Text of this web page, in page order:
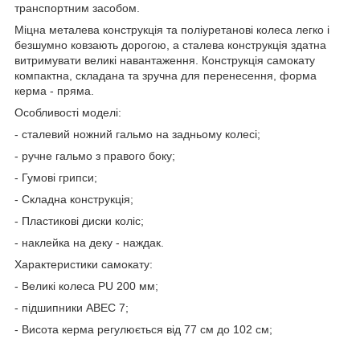
транспортним засобом.
Міцна металева конструкція та поліуретанові колеса легко і
безшумно ковзають дорогою, а сталева конструкція здатна
витримувати великі навантаження. Конструкція самокату
компактна, складана та зручна для перенесення, форма
керма - пряма.
Особливості моделі:
- сталевий ножний гальмо на задньому колесі;
- ручне гальмо з правого боку;
- Гумові грипси;
- Складна конструкція;
- Пластикові диски коліс;
- наклейка на деку - наждак.
Характеристики самокату:
- Великі колеса PU 200 мм;
- підшипники АВЕС 7;
- Висота керма регулюється від 77 см до 102 см;